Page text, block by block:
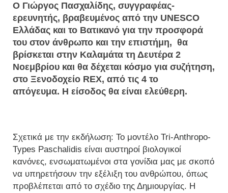
Ο Γιώργος Πασχαλίδης, συγγραφέας-
ερευνητής, βραβευμένος από την UNESCO
Ελλάδας και το Βατικανό για την προσφορά
του στον άνθρωπο και την επιστήμη, θα
βρίσκεται στην Καλαμάτα τη Δευτέρα 2
Νοεμβρίου και θα δέχεται κόσμο για συζήτηση,
στο Ξενοδοχείο REX, από τις 4 το
απόγευμα. Η είσοδος θα είναι ελεύθερη.
Σχετικά με την εκδήλωση: Το μοντέλο Tri-Anthropo-
Types Paschalidis είναι αυστηροί βιολογικοί
κανόνες, ενσωματωμένοι στα γονίδια μας με σκοπό
να υπηρετήσουν την εξέλιξη του ανθρώπου, όπως
προβλέπεται από το σχέδιο της Δημιουργίας. Η